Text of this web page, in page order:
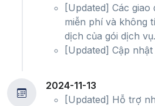
[Updated] Các
miễn phí và không
dịch của gói dịch vụ.
[Updated] Cập
2024-11-13
[Updated] Hỗ trợ